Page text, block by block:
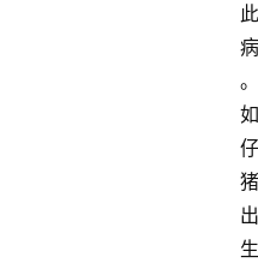
此
病
。
如
仔
猪
出
生